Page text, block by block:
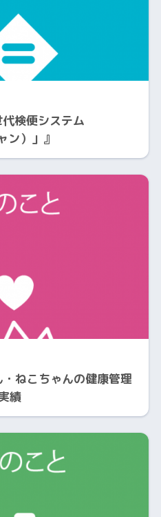
検便システム
ン）」』
ねこちゃんの健康管理
績